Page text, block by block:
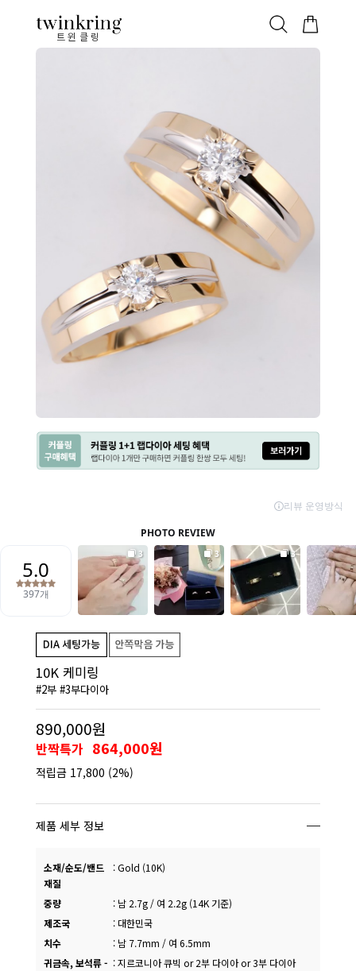
트윈클링
ALL 베스트 안쪽막음 웨딩/다이아 가드링/반지
10K 케미링
#2부 #3부다이아
890,000원
반짝특가 864,000원
적립금 17,800 (2%)
제품 세부 정보
소재/순도/밴드
재질
:Gold (10K)
중량 : 남 2.7g / 여 2.2g (14K 기준)
제조국
: 대한민국
치수
: 남 7.7mm / 여 6.5mm
귀금속, 보석류 - :지르코니아 큐빅 or 2부 다이아 or 3부 다이아